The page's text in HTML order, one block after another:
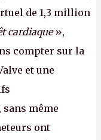
de 1,3 million
cardiaque»,
compter sur la
et une
même
ont